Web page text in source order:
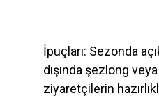
İpuçları: Sezonda
dışında şezlong
ziyaretçilerin